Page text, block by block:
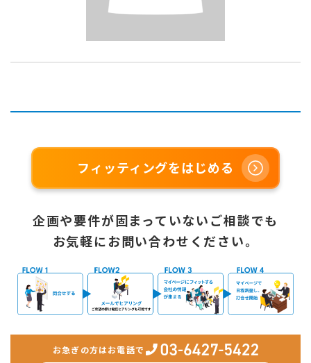
フィッティングをはじめる
企画や要件が固まっていないご相談でも
お気軽にお問い合わせください。
お急ぎの方はお電話で